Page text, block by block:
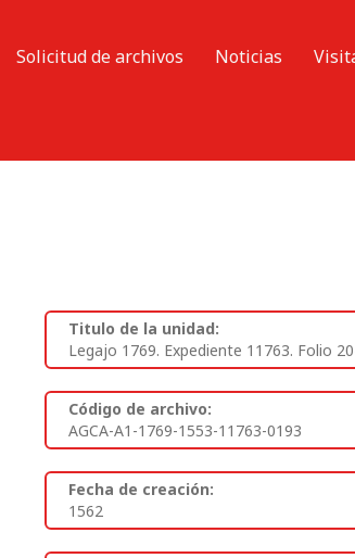
Solicitud de archivos Noticias
Titulo de la unidad:
Legajo 1769. Expediente 11763. Folio
Código de archivo:
AGCA-A1-1769-1553-11763-0193
Fecha de creación:
1562